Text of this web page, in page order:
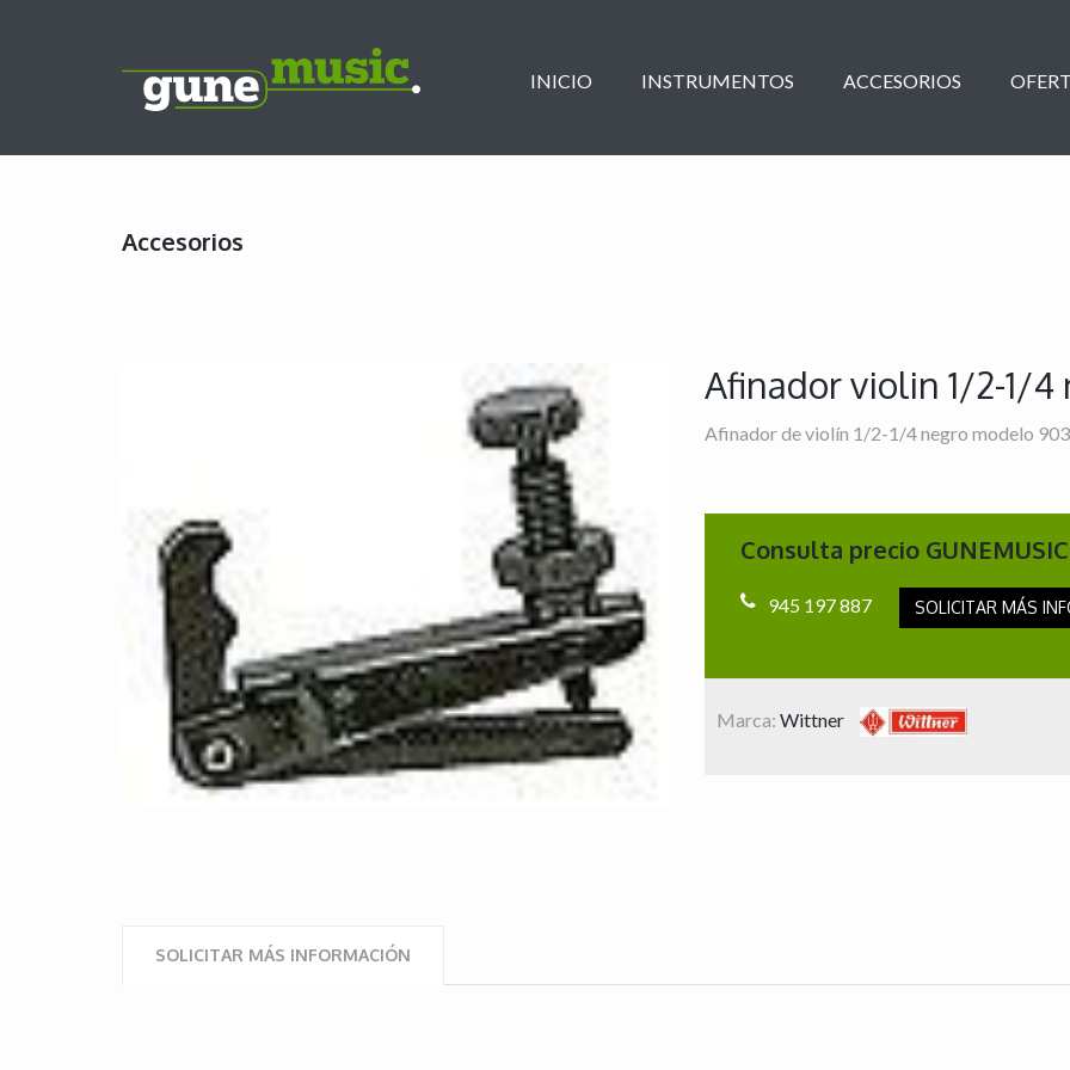
INICIO INSTRUMENTOS ACCESORIOS
Accesorios
Afinador violin 1/2-1/
Afinador de violín 1/2-1/4 negro modelo
Consulta precio GUNEMUSIC
945 197 887 SOLICITAR MÁS
Marca: Wittner
SOLICITAR MÁS INFORMACIÓN